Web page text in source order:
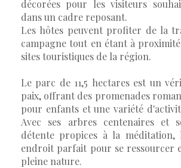
décorées pour les visiteurs
dans un cadre reposant.
Les hôtes peuvent profiter de la
campagne tout en étant à
sites touristiques de la région.
Le parc de 11,5 hectares est un
paix, offrant des promenades
pour enfants et une variété
Avec ses arbres centenaires et
détente propices à la
endroit parfait pour se ressourcer
pleine nature.